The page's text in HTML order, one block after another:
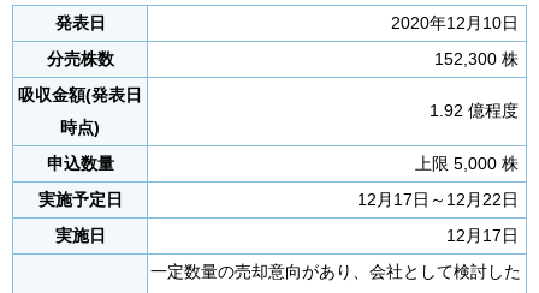
発表日
2020年12月10日
分売株数
152,300 株
吸収金額(発表日
時点)
1.92 億程度
申込数量
上限 5,000 株
実施予定日
12月17日～12月22日
実施日
12月17日
一定数量の売却意向があり、会社として検討した